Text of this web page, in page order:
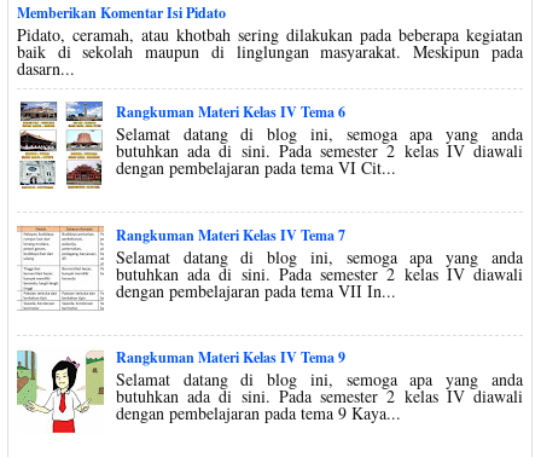
Memberikan Komentar Isi Pidato
Pidato, ceramah, atau khotbah sering dilakukan pada beberapa kegiatan
baik di sekolah maupun di linglungan masyarakat. Meskipun pada
dasarn...
Rangkuman Materi Kelas IV Tema 6
Selamat datang di blog ini, semoga apa yang anda
butuhkan ada di sini. Pada semester 2 kelas IV diawali
dengan pembelajaran pada tema VI Cit...
Rangkuman Materi Kelas IV Tema 7
Selamat datang di blog ini, semoga apa yang anda
butuhkan ada di sini. Pada semester 2 kelas IV diawali
dengan pembelajaran pada tema VII In...
Rangkuman Materi Kelas IV Tema 9
Selamat datang di blog ini, semoga apa yang anda
butuhkan ada di sini. Pada semester 2 kelas IV diawali
dengan pembelajaran pada tema 9 Kaya...